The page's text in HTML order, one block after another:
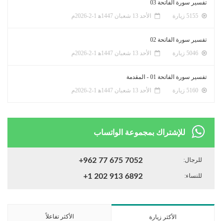
تفسير سورة الفاتحة 03
الأحد 13 شعبان 1447ﻫ 1-2-2026م
تفسير سورة الفاتحة 02
الأحد 13 شعبان 1447ﻫ 1-2-2026م
تفسير سورة الفاتحة 01 - المقدمة
الأحد 13 شعبان 1447ﻫ 1-2-2026م
للإشتراك بمجموعة الواتساب
للرجال: +962 77 675 7052
للنساء: +1 202 913 6892
الأكثر زيارة الأكثر تفاعلاً